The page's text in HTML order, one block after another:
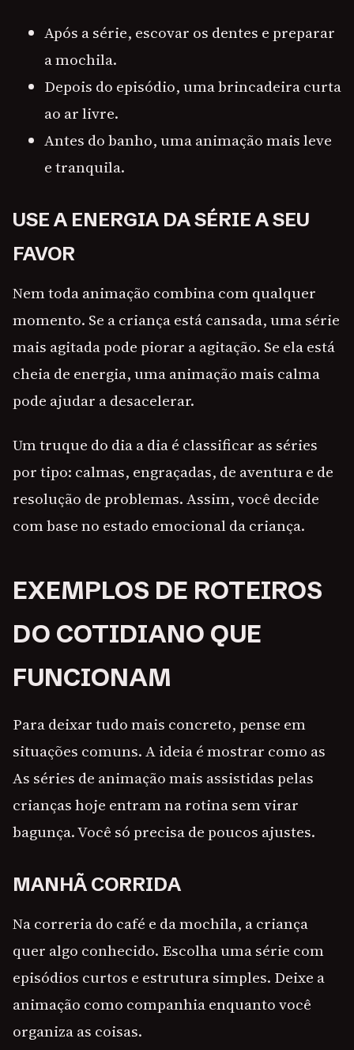
Após a série, escovar os dentes e preparar
a mochila.
Depois do episódio, uma brincadeira curta
ao ar livre.
Antes do banho, uma animação mais leve
e tranquila.
USE A ENERGIA DA SÉRIE A SEU
FAVOR
Nem toda animação combina com qualquer
momento. Se a criança está cansada, uma série
mais agitada pode piorar a agitação. Se ela está
cheia de energia, uma animação mais calma
pode ajudar a desacelerar.
Um truque do dia a dia é classificar as séries
por tipo: calmas, engraçadas, de aventura e de
resolução de problemas. Assim, você decide
com base no estado emocional da criança.
EXEMPLOS DE ROTEIROS
DO COTIDIANO QUE
FUNCIONAM
Para deixar tudo mais concreto, pense em
situações comuns. A ideia é mostrar como as
As séries de animação mais assistidas pelas
crianças hoje entram na rotina sem virar
bagunça. Você só precisa de poucos ajustes.
MANHÃ CORRIDA
Na correria do café e da mochila, a criança
quer algo conhecido. Escolha uma série com
episódios curtos e estrutura simples. Deixe a
animação como companhia enquanto você
organiza as coisas.